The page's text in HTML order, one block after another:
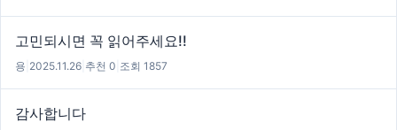
고민되시면 꼭 읽어주세요!!
용 2025.11.26 추천 0 조회 1857
감사합니다